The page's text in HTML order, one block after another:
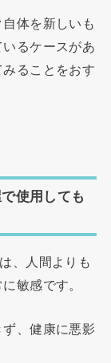
体を新しいも
るケースがあ
ることをおす
使用しても
、人間よりも
敏感です。
、健康に悪影